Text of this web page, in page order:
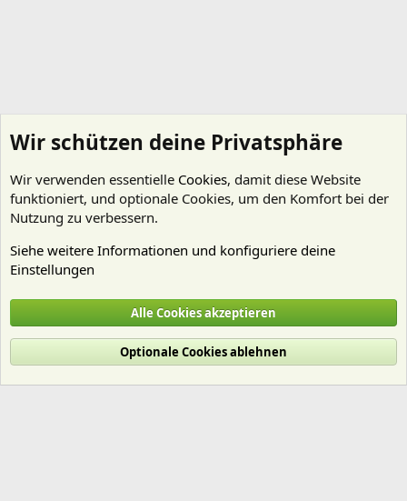
Cookies
Deutsch (Du)
Nutzungsbedingungen
Datenschutz Hilfe und Impressum
R
Wir schützen deine Privatsphäre
Wir verwenden essentielle Cookies, damit diese Website
funktioniert, und optionale Cookies, um den Komfort bei der
Nutzung zu verbessern.
Siehe weitere Informationen und konfiguriere deine
Einstellungen
Alle Cookies akzeptieren
Optionale Cookies ablehnen